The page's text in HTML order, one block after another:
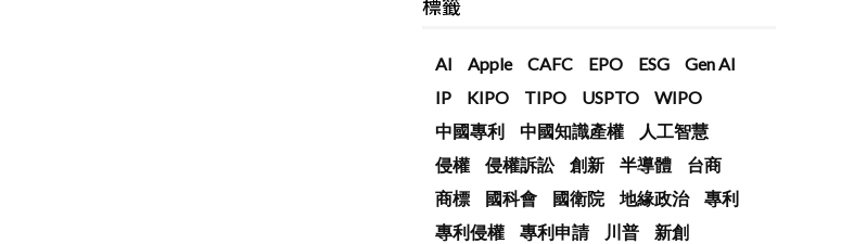
AI Apple CAFC EPO ESG
Gen AI
IP
KIPO TIPO USPTO
WIPO
中國專利
中國知識產權
人工智慧
侵權
侵權訴訟 創新 半導體
台商
商標
國科會 國衛院 地緣政治
專利
專利侵權
專利申請 川普 新創